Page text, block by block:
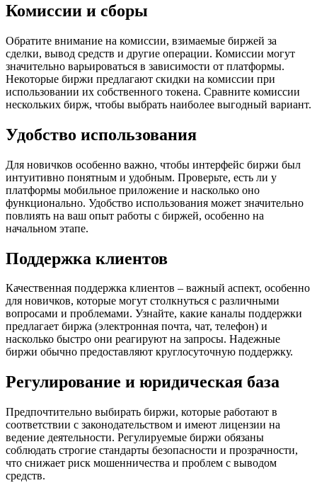
Комиссии и сборы
Обратите внимание на комиссии, взимаемые биржей за
сделки, вывод средств и другие операции. Комиссии могут
значительно варьироваться в зависимости от платформы.
Некоторые биржи предлагают скидки на комиссии при
использовании их собственного токена. Сравните комиссии
нескольких бирж, чтобы выбрать наиболее выгодный вариант.
Удобство использования
Для новичков особенно важно, чтобы интерфейс биржи был
интуитивно понятным и удобным. Проверьте, есть ли у
платформы мобильное приложение и насколько оно
функционально. Удобство использования может значительно
повлиять на ваш опыт работы с биржей, особенно на
начальном этапе.
Поддержка клиентов
Качественная поддержка клиентов – важный аспект, особенно
для новичков, которые могут столкнуться с различными
вопросами и проблемами. Узнайте, какие каналы поддержки
предлагает биржа (электронная почта, чат, телефон) и
насколько быстро они реагируют на запросы. Надежные
биржи обычно предоставляют круглосуточную поддержку.
Регулирование и юридическая база
Предпочтительно выбирать биржи, которые работают в
соответствии с законодательством и имеют лицензии на
ведение деятельности. Регулируемые биржи обязаны
соблюдать строгие стандарты безопасности и прозрачности,
что снижает риск мошенничества и проблем с выводом
средств.